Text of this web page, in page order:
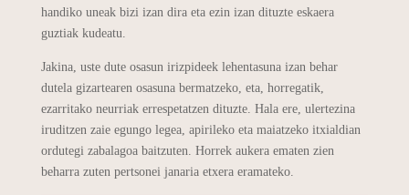
handiko uneak bizi izan dira eta ezin izan dituzte eskaera
guztiak kudeatu.
Jakina, uste dute osasun irizpideek lehentasuna izan behar
dutela gizartearen osasuna bermatzeko, eta, horregatik,
ezarritako neurriak errespetatzen dituzte. Hala ere, ulertezina
iruditzen zaie egungo legea, apirileko eta maiatzeko itxialdian
ordutegi zabalagoa baitzuten. Horrek aukera ematen zien
beharra zuten pertsonei janaria etxera eramateko.